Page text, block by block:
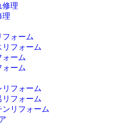
修理
理
フォーム
リフォーム
ォーム
ォーム
リフォーム
リフォーム
ンリフォーム